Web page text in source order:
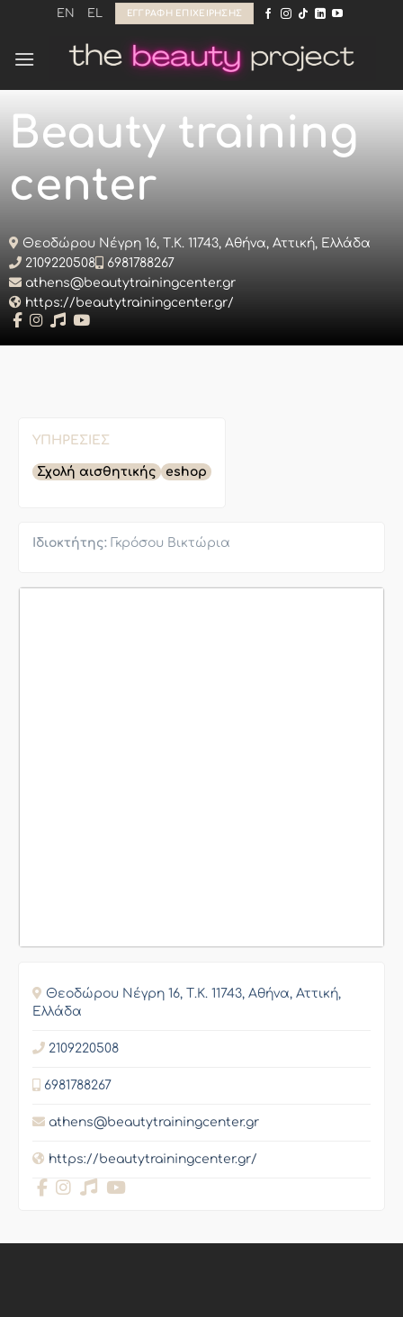
Μετάβαση
περιεχόμενο
EN EL ΕΓΓΡΑΦΉ ΕΠΙΧΕΊΡΗΣΗΣ
Beauty training
center
Θεοδώρου Νέγρη 16, Τ.Κ. 11743, Αθήνα, Αττική, Ελλάδα
2109220508
6981788267
athens@beautytrainingcenter.gr
https://beautytrainingcenter.gr/
ΥΠΗΡΕΣΊΕΣ
Σχολή αισθητικής eshop
Ιδιοκτήτης: Γκρόσου Βικτώρια
Θεοδώρου Νέγρη 16, Τ.Κ. 11743, Αθήνα, Αττική,
Ελλάδα
2109220508
6981788267
athens@beautytrainingcenter.gr
https://beautytrainingcenter.gr/